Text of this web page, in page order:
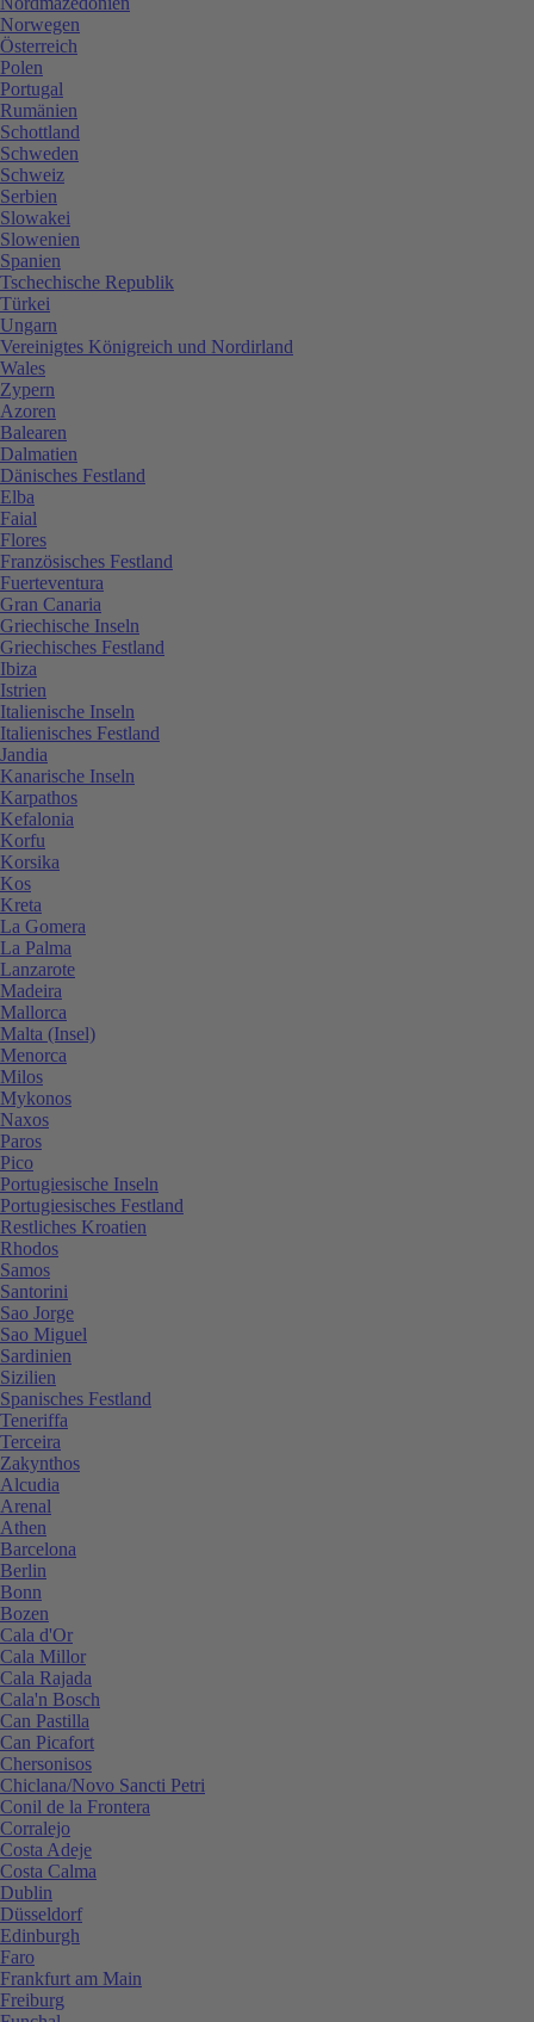
Norwegen
Österreich
Polen
Portugal
Rumänien
Schottland
Schweden
Schweiz
Serbien
Slowakei
Slowenien
Spanien
Tschechische Republik
Türkei
Ungarn
Vereinigtes Königreich und Nordirland
Wales
Zypern
Azoren
Balearen
Dalmatien
Dänisches Festland
Elba
Faial
Flores
Französisches Festland
Fuerteventura
Gran Canaria
Griechische Inseln
Griechisches Festland
Ibiza
Istrien
Italienische Inseln
Italienisches Festland
Jandia
Kanarische Inseln
Karpathos
Kefalonia
Korfu
Korsika
Kos
Kreta
La Gomera
La Palma
Lanzarote
Madeira
Mallorca
Malta (Insel)
Menorca
Milos
Mykonos
Naxos
Paros
Pico
Portugiesische Inseln
Portugiesisches Festland
Restliches Kroatien
Rhodos
Samos
Santorini
Sao Jorge
Sao Miguel
Sardinien
Sizilien
Spanisches Festland
Teneriffa
Terceira
Zakynthos
Alcudia
Arenal
Athen
Barcelona
Berlin
Bonn
Bozen
Cala d'Or
Cala Millor
Cala Rajada
Cala'n Bosch
Can Pastilla
Can Picafort
Chersonisos
Chiclana/Novo Sancti Petri
Conil de la Frontera
Corralejo
Costa Adeje
Costa Calma
Dublin
Düsseldorf
Edinburgh
Faro
Frankfurt am Main
Freiburg